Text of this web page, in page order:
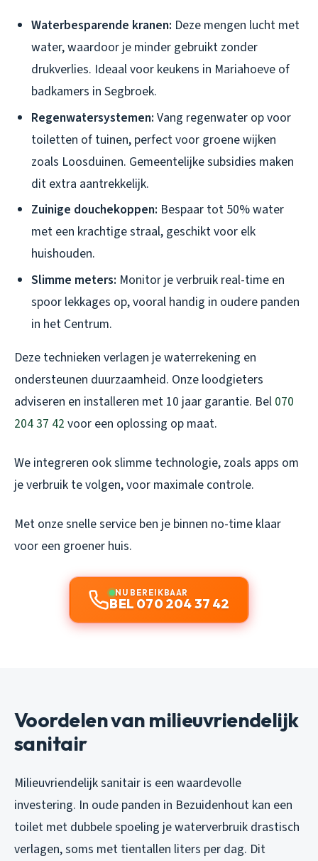
Waterbesparende kranen: Deze mengen lucht met
water, waardoor je minder gebruikt zonder
drukverlies. Ideaal voor keukens in Mariahoeve of
badkamers in Segbroek.
Regenwatersystemen: Vang regenwater op voor
toiletten of tuinen, perfect voor groene wijken
zoals Loosduinen. Gemeentelijke subsidies maken
dit extra aantrekkelijk.
Zuinige douchekoppen: Bespaar tot 50% water
met een krachtige straal, geschikt voor elk
huishouden.
Slimme meters: Monitor je verbruik real-time en
spoor lekkages op, vooral handig in oudere panden
in het Centrum.
Deze technieken verlagen je waterrekening en
ondersteunen duurzaamheid. Onze loodgieters
adviseren en installeren met 10 jaar garantie. Bel 070
204 37 42 voor een oplossing op maat.
We integreren ook slimme technologie, zoals apps om
je verbruik te volgen, voor maximale controle.
Met onze snelle service ben je binnen no-time klaar
voor een groener huis.
NU BEREIKBAAR
BEL 070 204 37 42
Voordelen van milieuvriendelijk
sanitair
Milieuvriendelijk sanitair is een waardevolle
investering. In oude panden in Bezuidenhout kan een
toilet met dubbele spoeling je waterverbruik drastisch
verlagen, soms met tientallen liters per dag. Dit